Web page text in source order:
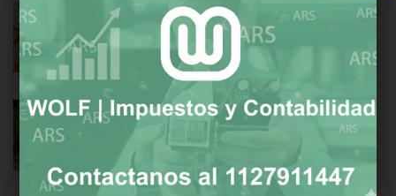
Cuánto invertir en plazo fijo para ganar $50.000
en 30 días
8 DE AGOSTO DE 2026
Cómo estirar tus dólares en Estados Unidos
7 DE AGOSTO DE 2026